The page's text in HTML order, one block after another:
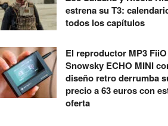
estrena su T3:
todos los capítulos
El reproductor MP3 FiiO
Snowsky ECHO MINI
diseño retro derrumba
precio a 63 euros con
oferta